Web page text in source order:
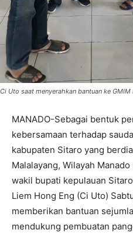
Ci Uto saat menyerahkan bantuan ke
MANADO-Sebagai bentuk
kebersamaan terhadap
kabupaten Sitaro yang
Malalayang, Wilayah
wakil bupati kepulauan
Liem Hong Eng (Ci Uto)
memberikan bantuan
mendukung pembuatan